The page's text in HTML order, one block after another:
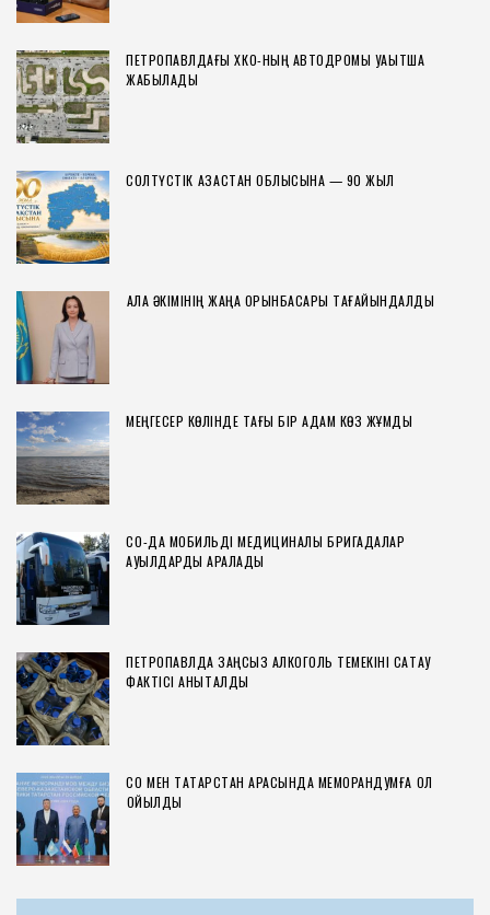
ПЕТРОПАВЛДАҒЫ ХҚКО-НЫҢ АВТОДРОМЫ УАҚЫТША
ЖАБЫЛАДЫ
СОЛТҮСТІК ҚАЗАҚСТАН ОБЛЫСЫНА — 90 ЖЫЛ
ҚАЛА ӘКІМІНІҢ ЖАҢА ОРЫНБАСАРЫ ТАҒАЙЫНДАЛДЫ
МЕҢГЕСЕР КӨЛІНДЕ ТАҒЫ БІР АДАМ КӨЗ ЖҰМДЫ
СҚО-ДА МОБИЛЬДІ МЕДИЦИНАЛЫҚ БРИГАДАЛАР
АУЫЛДАРДЫ АРАЛАДЫ
ПЕТРОПАВЛДА ЗАҢСЫЗ АЛКОГОЛЬ ТЕМЕКІНІ САҚТАУ
ФАКТІСІ АНЫҚТАЛДЫ
СҚО МЕН ТАТАРСТАН АРАСЫНДА МЕМОРАНДУМҒА ҚОЛ
ҚОЙЫЛДЫ